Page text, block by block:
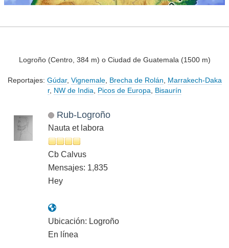
Logroño (Centro, 384 m) o Ciudad de Guatemala (1500 m)
Reportajes: Gúdar, Vignemale, Brecha de Rolán
Marrakech-Daka
r, NW de India Picos de Europa Bisaurín
Rub-Logroño
Nauta et labora
Cb Calvus
Mensajes: 1,835
Hey
Ubicación: Logroño
En línea